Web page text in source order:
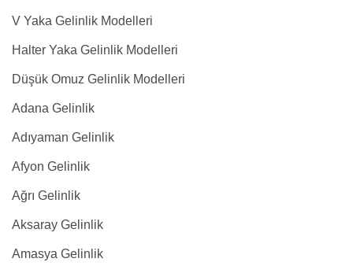
V Yaka Gelinlik Modelleri
Halter Yaka Gelinlik Modelleri
Düşük Omuz Gelinlik Modelleri
Adana Gelinlik
Adıyaman Gelinlik
Afyon Gelinlik
Ağrı Gelinlik
Aksaray Gelinlik
Amasya Gelinlik